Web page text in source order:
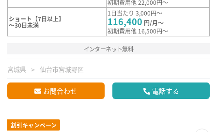
初期費用他 22,000円～
ショート【7日以上】
～30日未満
1日当たり 3,000円～
116,400 円/月～
初期費用他 16,500円～
インターネット無料
宮城県 仙台市宮城野区
お問合わせ 電話する
割引キャンペーン